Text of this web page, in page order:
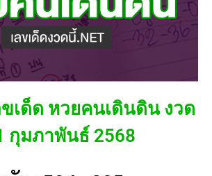
เด็ด หวยคนเดินดิน งวด
กุมภาพันธ์ 2568